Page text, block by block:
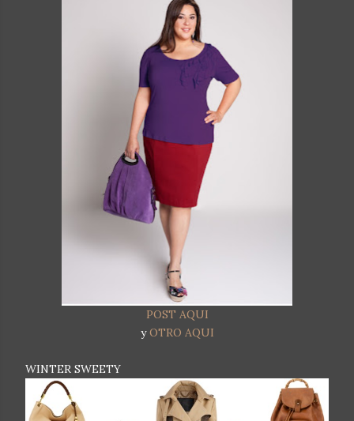
POST AQUI
yOTRO AQUI
WINTER SWEETY